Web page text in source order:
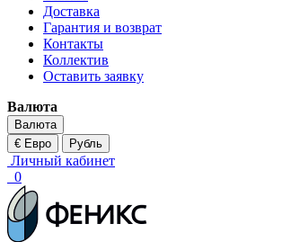
Доставка
Гарантия и возврат
Контакты
Коллектив
Оставить заявку
Валюта
Валюта
€ Евро
Рубль
Личный кабинет
0